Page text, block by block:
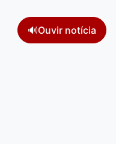
🔊Ouvir notícia